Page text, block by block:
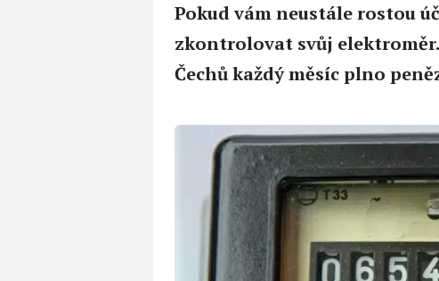
Pokud vám neustále rostou
zkontrolovat svůj
Čechů každý měsíc plno